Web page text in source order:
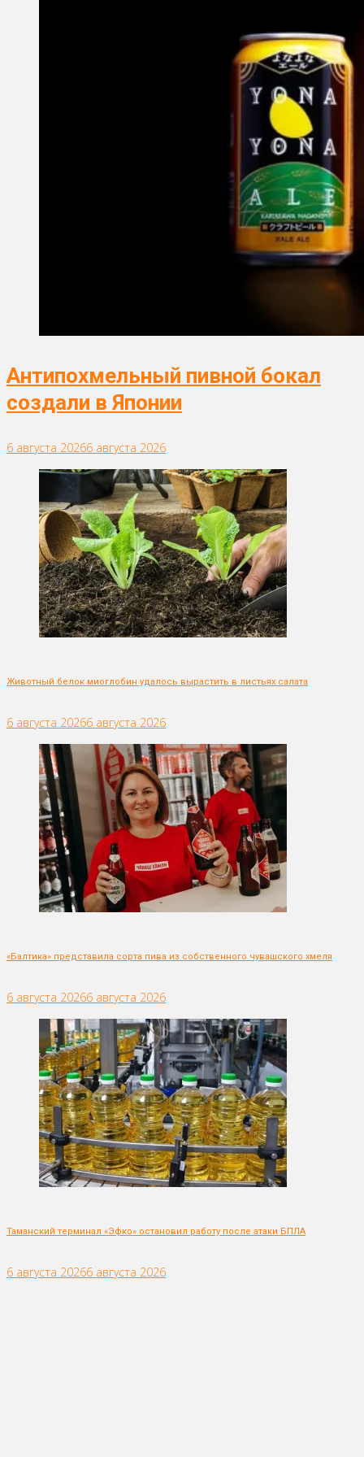
Антипохмельный пивной бокал
создали в Японии
6 августа 20266 августа 2026
Животный белок миоглобин удалось вырастить в листьях салата
6 августа 20266 августа 2026
«Балтика» представила сорта пива из собственного чувашского хмеля
6 августа 20266 августа 2026
Таманский терминал «Эфко» остановил работу после атаки БПЛА
6 августа 20266 августа 2026